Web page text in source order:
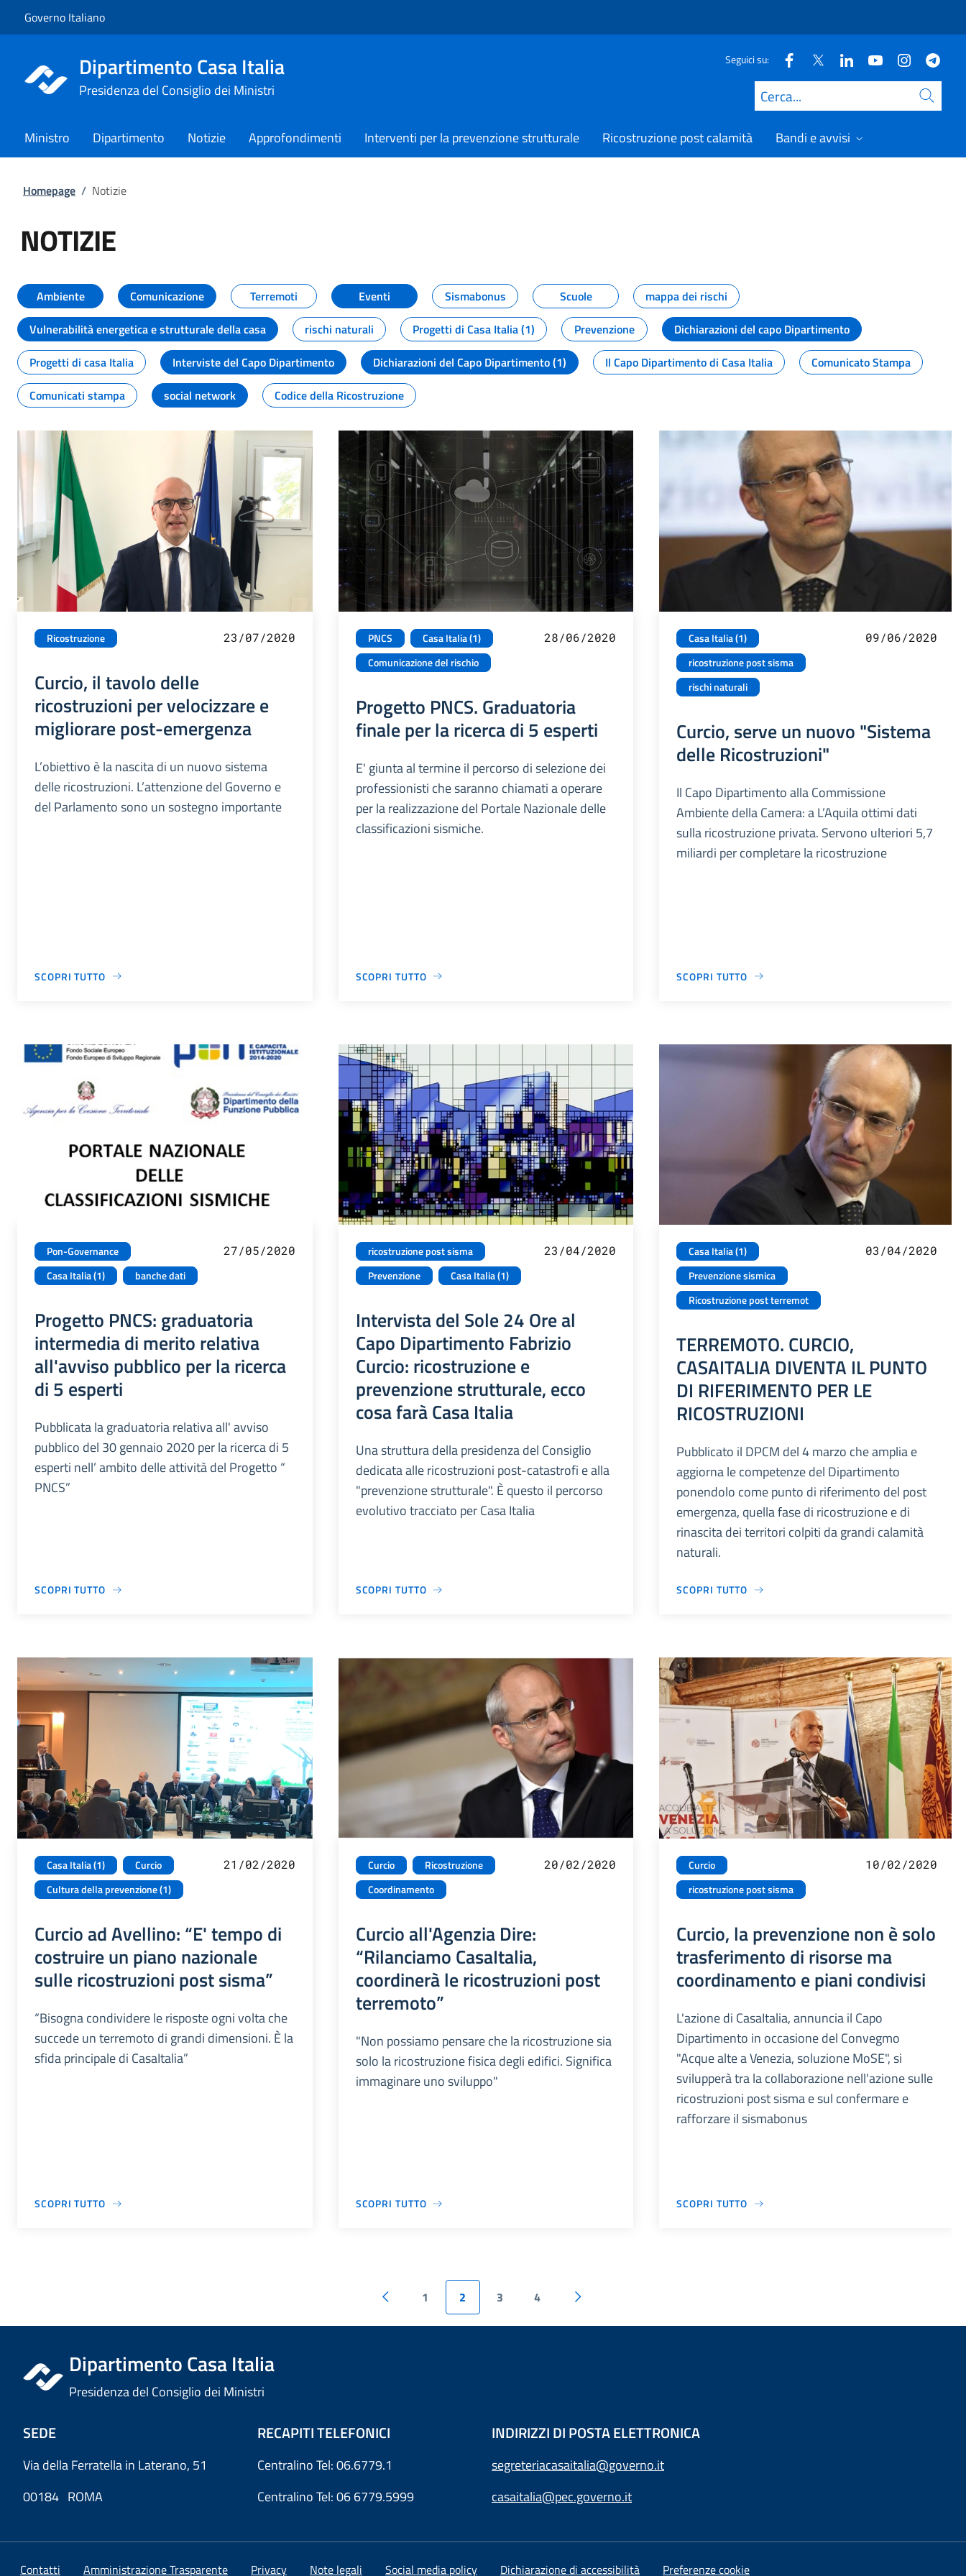
Governo Italiano
Dipartimento Casa Italia
Presidenza del Consiglio dei Ministri
Seguici su:
Cerca
Ministro Dipartimento Notizie Approfondimenti Interventi per la prevenzione strutturale Ricostruzione post calamità Bandi e avvisi
Homepage / Notizie
NOTIZIE
Tutti i contenuti della pagina NOTIZIE
Ambiente Comunicazione Terremoti Eventi Sismabonus Scuole
mappa dei rischi
Vulnerabilità energetica e strutturale della casa
rischi naturali Progetti di Casa Italia (1) Prevenzione
Dichiarazioni del capo Dipartimento
Progetti di casa Italia
Interviste del Capo Dipartimento Dichiarazioni del Capo Dipartimento (1) Il Capo Dipartimento di Casa Italia
Comunicato Stampa
Comunicati stampa
social network Codice della Ricostruzione
Ricostruzione 23/07/2020
Curcio, il tavolo delle
ricostruzioni per velocizzare e
migliorare post-emergenza
L’obiettivo è la nascita di un nuovo sistema
delle ricostruzioni. L’attenzione del Governo e
del Parlamento sono un sostegno importante
SCOPRI TUTTO
PNCS
Casa Italia (1)
Comunicazione del rischio
28/06/2020
Progetto PNCS. Graduatoria
finale per la ricerca di 5 esperti
E' giunta al termine il percorso di selezione dei
professionisti che saranno chiamati a operare
per la realizzazione del Portale Nazionale delle
classificazioni sismiche.
SCOPRI TUTTO
Casa Italia (1)
ricostruzione post sisma
rischi naturali
09/06/2020
Curcio, serve un nuovo "Sistema
delle Ricostruzioni"
Il Capo Dipartimento alla Commissione
Ambiente della Camera: a L’Aquila ottimi dati
sulla ricostruzione privata. Servono ulteriori 5,7
miliardi per completare la ricostruzione
SCOPRI TUTTO
Pon-Governance
Casa Italia (1)
banche dati
27/05/2020
Progetto PNCS: graduatoria
intermedia di merito relativa
all'avviso pubblico per la ricerca
di 5 esperti
Pubblicata la graduatoria relativa all' avviso
pubblico del 30 gennaio 2020 per la ricerca di 5
esperti nell’ ambito delle attività del Progetto “
PNCS”
SCOPRI TUTTO
ricostruzione post sisma
Prevenzione
Casa Italia (1)
23/04/2020
Intervista del Sole 24 Ore al
Capo Dipartimento Fabrizio
Curcio: ricostruzione e
prevenzione strutturale, ecco
cosa farà Casa Italia
Una struttura della presidenza del Consiglio
dedicata alle ricostruzioni post-catastrofi e alla
"prevenzione strutturale". È questo il percorso
evolutivo tracciato per Casa Italia
SCOPRI TUTTO
Casa Italia (1)
Prevenzione sismica
Ricostruzione post terremot
03/04/2020
TERREMOTO. CURCIO,
CASAITALIA DIVENTA IL PUNTO
DI RIFERIMENTO PER LE
RICOSTRUZIONI
Pubblicato il DPCM del 4 marzo che amplia e
aggiorna le competenze del Dipartimento
ponendolo come punto di riferimento del post
emergenza, quella fase di ricostruzione e di
rinascita dei territori colpiti da grandi calamità
naturali.
SCOPRI TUTTO
Casa Italia (1)
Curcio
Cultura della prevenzione (1)
21/02/2020
Curcio ad Avellino: “E' tempo di
costruire un piano nazionale
sulle ricostruzioni post sisma”
“Bisogna condividere le risposte ogni volta che
succede un terremoto di grandi dimensioni. È la
sfida principale di CasaItalia”
SCOPRI TUTTO
Curcio
Ricostruzione
Coordinamento
20/02/2020
Curcio all'Agenzia Dire:
“Rilanciamo CasaItalia,
coordinerà le ricostruzioni post
terremoto”
"Non possiamo pensare che la ricostruzione sia
solo la ricostruzione fisica degli edifici. Significa
immaginare uno sviluppo"
SCOPRI TUTTO
Curcio
ricostruzione post sisma
10/02/2020
Curcio, la prevenzione non è solo
trasferimento di risorse ma
coordinamento e piani condivisi
L'azione di CasaItalia, annuncia il Capo
Dipartimento in occasione del Convegmo
"Acque alte a Venezia, soluzione MoSE", si
svilupperà tra la collaborazione nell'azione sulle
ricostruzioni post sisma e sul confermare e
rafforzare il sismabonus
SCOPRI TUTTO
1 2 3 4
Dipartimento Casa Italia
Presidenza del Consiglio dei Ministri
SEDE
Via della Ferratella in Laterano, 51
00184 ROMA
RECAPITI TELEFONICI
Centralino Tel: 06.6779.1
Centralino Tel: 06 6779.5999
INDIRIZZI DI POSTA ELETTRONICA
segreteriacasaitalia@governo.it
casaitalia@pec.governo.it
Contatti Amministrazione Trasparente Privacy Note legali Social media policy Dichiarazione di accessibilità Preferenze cookie